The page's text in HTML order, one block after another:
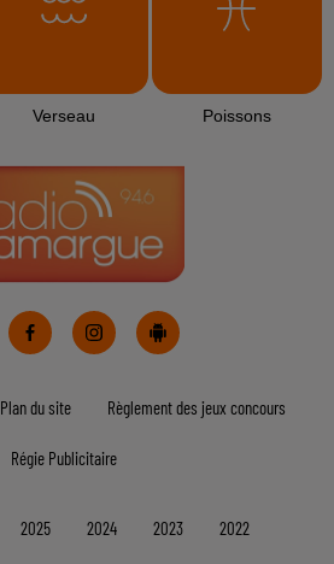
Verseau Poissons
Plan du site Règlement des jeux concours
Régie Publicitaire
2025 2024 2023 2022